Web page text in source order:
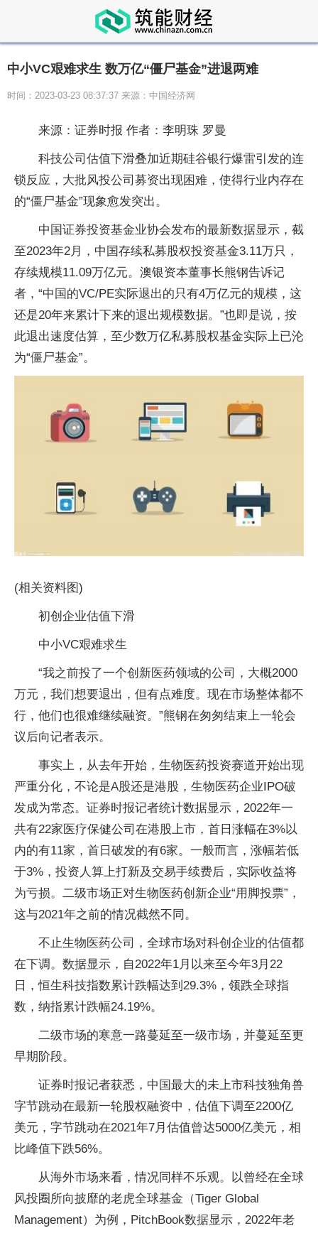
中小VC艰难求生 数万亿“僵尸基金”进退两难
时间：2023-03-23 08:37:37 来源：中国经济网
来源：证券时报 作者：李明珠 罗曼
科技公司估值下滑叠加近期硅谷银行爆雷引发的连
锁反应，大批风投公司募资出现困难，使得行业内存在
的“僵尸基金”现象愈发突出。
中国证券投资基金业协会发布的最新数据显示，截
至2023年2月，中国存续私募股权投资基金3.11万只，
存续规模11.09万亿元。澳银资本董事长熊钢告诉记
者，“中国的VC/PE实际退出的只有4万亿元的规模，这
还是20年来累计下来的退出规模数据。”也即是说，按
此退出速度估算，至少数万亿私募股权基金实际上已沦
为“僵尸基金”。
(相关资料图)
初创企业估值下滑
中小VC艰难求生
“我之前投了一个创新医药领域的公司，大概2000
万元，我们想要退出，但有点难度。现在市场整体都不
行，他们也很难继续融资。”熊钢在匆匆结束上一轮会
议后向记者表示。
事实上，从去年开始，生物医药投资赛道开始出现
严重分化，不论是A股还是港股，生物医药企业IPO破
发成为常态。证券时报记者统计数据显示，2022年一
共有22家医疗保健公司在港股上市，首日涨幅在3%以
内的有11家，首日破发的有6家。一般而言，涨幅若低
于3%，投资人算上打新及交易手续费后，实际收益将
为亏损。二级市场正对生物医药创新企业“用脚投票”，
这与2021年之前的情况截然不同。
不止生物医药公司，全球市场对科创企业的估值都
在下调。数据显示，自2022年1月以来至今年3月22
日，恒生科技指数累计跌幅达到29.3%，领跌全球指
数，纳指累计跌幅24.19%。
二级市场的寒意一路蔓延至一级市场，并蔓延至更
早期阶段。
证券时报记者获悉，中国最大的未上市科技独角兽
字节跳动在最新一轮股权融资中，估值下调至2200亿
美元，字节跳动在2021年7月估值曾达5000亿美元，相
比峰值下跌56%。
从海外市场来看，情况同样不乐观。以曾经在全球
风投圈所向披靡的老虎全球基金（Tiger Global
Management）为例，PitchBook数据显示，2022年老